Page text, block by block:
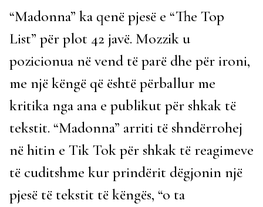
“Madonna” ka qenë pjesë e “The Top
List” për plot 42 javë. Mozzik u
pozicionua në vend të parë dhe për ironi,
me një këngë që është përballur me
kritika nga ana e publikut për shkak të
tekstit. “Madonna” arriti të shndërrohej
në hitin e Tik Tok për shkak të reagimeve
të cuditshme kur prindërit dëgjonin një
pjesë të tekstit të këngës, “o ta